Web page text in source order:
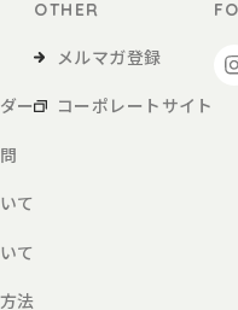
び当社が別途定めるご利用ガイ
を得た上で、本サービスを利用
、会員登録申請を行うものとしま
があると判断した場合、利用登
申請である場合
ー
て
て
法
OTHER
メルマガ登録
コーポレートサイト